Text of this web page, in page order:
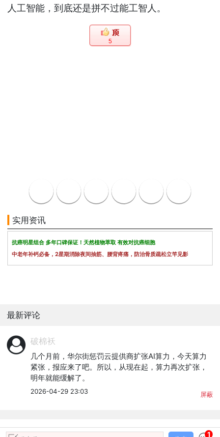
人工智能，到底还是拼不过能工智人。
5
实用资讯
抗癌明星组合 多年口碑保证！天然植物萃取 有效对抗癌细胞
中老年补钙必备，2星期消除夜间抽筋、腰背疼痛，防治骨质疏松立竿见影
最新评论
破棉袄
几个月前，华尔街惩罚云提供商扩张AI算力，今天算力
紧张，报应来了吧。所以，从现在起，算力再次扩张，
明年就能缓解了。
2026-04-29 23:03 屏蔽
1